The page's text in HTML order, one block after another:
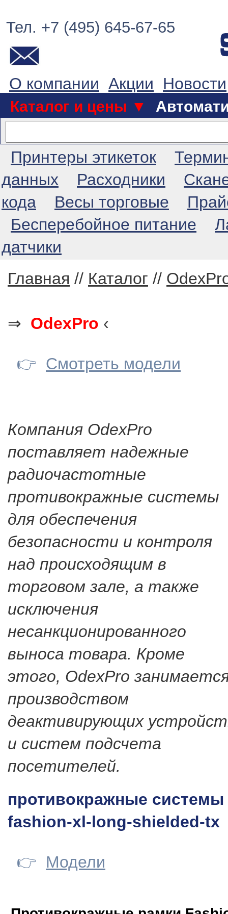
Тел. +7 (495) 645-67-65
О компании Акции Новости
Каталог и цены ▼
Принтеры этикеток
данных
Расходники
кода
Весы торговые
Бесперебойное питание
датчики
Главная // Каталог //
⇒ OdexPro ‹
👉 Смотреть модели
Компания OdexPro
поставляет надежные
радиочастотные
противокражные системы
для обеспечения
безопасности и контроля
над происходящим в
торговом зале, а также
исключения
несанкционированного
выноса товара. Кроме
этого, OdexPro
производством
деактивирующих
и систем подсчета
посетителей.
противокражные
fashion-xl-long-shielded-tx
👉 Модели